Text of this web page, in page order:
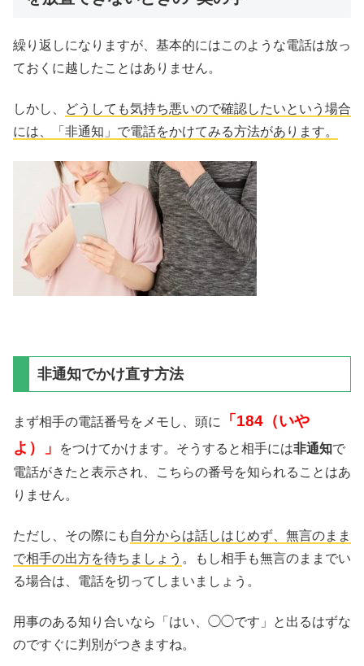
繰り返しになりますが、基本的にはこのような電話は放っ
ておくに越したことはありません。
しかし、
どうしても気持ち悪いので確認したいという場合
には、「非通知」で電話をかけてみる方法があります。
非通知でかけ直す方法
まず相手の電話番号をメモし、頭に
「184（いや
よ）」
をつけてかけます。そうすると相手には非通知で
電話がきたと表示され、こちらの番号を知られることはあ
りません。
ただし、その際にも 自分からは話しはじめず、無言のまま
で相手の出方を待ちましょう 。もし相手も無言のままでい
る場合は、電話を切ってしまいましょう。
用事のある知り合いなら「はい、◯◯です」と出るはずな
のですぐに判別がつきますね。